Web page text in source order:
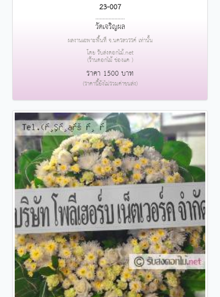
23-007
....................
วัดเจริญผล
ผลงานเฉพาะพื้นที่ จ.นครสวรรค์ เท่านั้น
โดย รับส่งดอกไม้.net
(ร้านดอกไม้ ช่องแค )
ราคา 1500 บาท
(ราคานี้ยังไม่รวมค่าขนส่ง)